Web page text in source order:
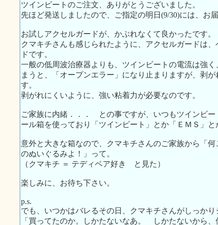
ツインビートのご注文、ありがとうございました。
先ほど発送しましたので、ご指定の明日(9/30)には、お
お試しアクセルガードが、かぶれなくて良かったです。
クマキチさんも感じられたように、アクセルガードは
ドです。
一般の低周波治療器よりも、ツインビートの電流は強
まうと、「オープンエラー」になり止まりますが、剥
す。
剥がれにくいように、強い粘着力が必要なのです。
ご家族に内緒．．． との事ですが、いつもツインビ
ール箱を使っており「ツインビート」とか「ＥＭＳ」
意外と大きな箱なので、クマキチさんのご家族から「
のぬいぐるみよ！」って。
（クマキチ ＝ テディベア好き と見た）
楽しみに、お待ち下さい。
p.s.
でも、いつかはバレるその日、クマキチさんがしっか
「買ってたのか。しかたないなあ。 しかたないから、